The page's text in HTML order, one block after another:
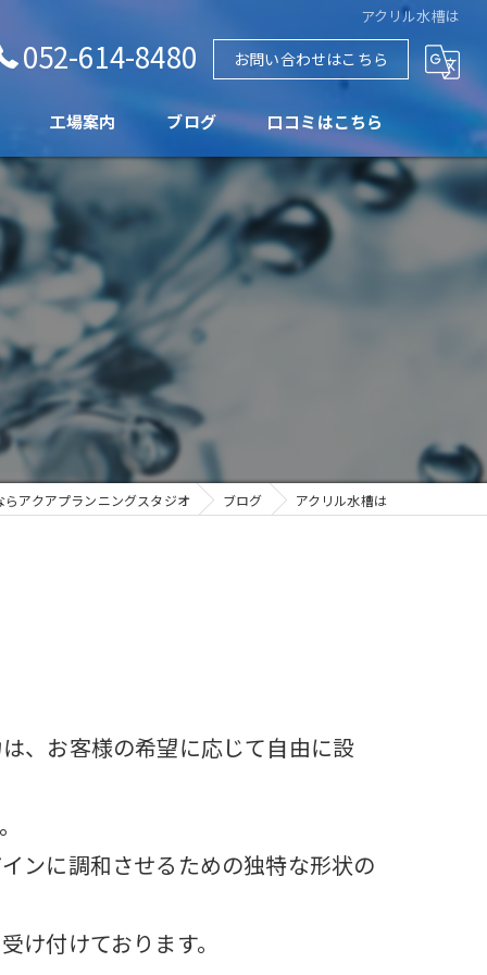
アクリル水槽は
052-614-8480 お問い合わせはこちら
工場案内 ブログ 口コミはこちら
らアクアプランニングスタジオ ブログ アクリル水槽は
、お客様の希望に応じて自由に設
ンに調和させるための独特な形状の
け付けております。